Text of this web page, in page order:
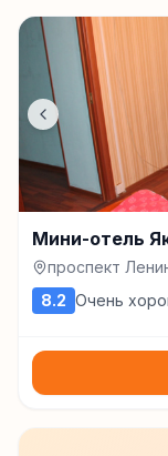
Мини-отель
проспект
8.2 Очень